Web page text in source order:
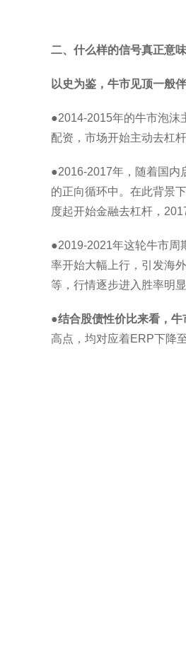
二、什么样的信号真正意
以史为鉴，牛市见顶一般
●2014-2015年的牛市泡沫
配资，市场开始主动去杠
●2016-2017年，随着国内
的正向循环中。在此背景
度起开始金融去杠杆，
●2019-2021年这轮牛市周
率开始大幅上行，引发海
等，行情逐步进入胜率明
●结合股债性价比来看，牛
高点，均对应着ERP下降